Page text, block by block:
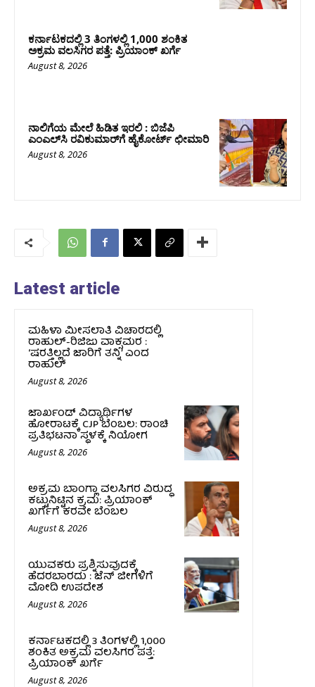
ಕರ್ನಾಟಕದಲ್ಲಿ 3 ತಿಂಗಳಲ್ಲಿ 1,000 ಶಂಕಿತ
ಅಕ್ರಮ ವಲಸಿಗರ ಪತ್ತೆ: ಪ್ರಿಯಾಂಕ್‌ ಖರ್ಗೆ
August 8, 2026
ನಾಲಿಗೆಯ ಮೇಲೆ ಹಿಡಿತ ಇರಲಿ : ಬಿಜೆಪಿ
ಎಂಎಲ್‌ಸಿ ರವಿಕುಮಾರ್‌ಗೆ ಹೈಕೋರ್ಟ್ ಛೀಮಾರಿ
August 8, 2026
Latest article
ಮಹಿಳಾ ಮೀಸಲಾತಿ ವಿಚಾರದಲ್ಲಿ
ರಾಹುಲ್‌-ರಿಜಿಜು ವಾಕ್ಸಮರ :
‘ಷರತ್ತಿಲ್ಲದೆ ಜಾರಿಗೆ ತನ್ನಿ’ ಎಂದ
ರಾಹುಲ್‌
August 8, 2026
ಜಾರ್ಖಂಡ್‌ ವಿದ್ಯಾರ್ಥಿಗಳ
ಹೋರಾಟಕ್ಕೆ CJP ಬೆಂಬಲ: ರಾಂಚಿ
ಪ್ರತಿಭಟನಾ ಸ್ಥಳಕ್ಕೆ ನಿಯೋಗ
August 8, 2026
ಅಕ್ರಮ ಬಾಂಗ್ಲಾ ವಲಸಿಗರ ವಿರುದ್ಧ
ಕಟ್ಟುನಿಟ್ಟಿನ ಕ್ರಮ: ಪ್ರಿಯಾಂಕ್
ಖರ್ಗೆಗೆ ಕರವೇ ಬೆಂಬಲ
August 8, 2026
ಯುವಕರು ಪ್ರಶ್ನಿಸುವುದಕ್ಕೆ
ಹೆದರಬಾರದು : ಜೆನ್‌ ಜೀಗಳಿಗೆ
ಮೋದಿ ಉಪದೇಶ
August 8, 2026
ಕರ್ನಾಟಕದಲ್ಲಿ 3 ತಿಂಗಳಲ್ಲಿ 1,000
ಶಂಕಿತ ಅಕ್ರಮ ವಲಸಿಗರ ಪತ್ತೆ:
ಪ್ರಿಯಾಂಕ್‌ ಖರ್ಗೆ
August 8, 2026